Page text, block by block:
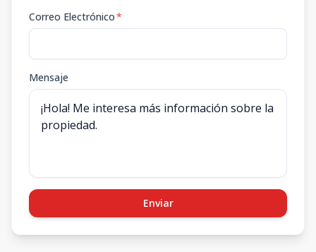
Correo Electrónico*
Mensaje
Enviar